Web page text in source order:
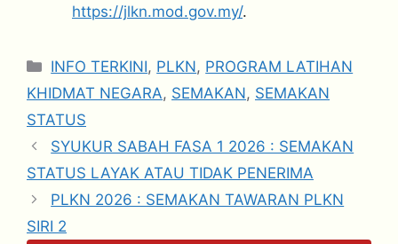
https://jlkn.mod.gov.my/.
Categories
INFO TERKINI, PLKN, PROGRAM LATIHAN
KHIDMAT NEGARA, SEMAKAN, SEMAKAN
STATUS
SYUKUR SABAH FASA 1 2026 : SEMAKAN
STATUS LAYAK ATAU TIDAK PENERIMA
PLKN 2026 : SEMAKAN TAWARAN PLKN
SIRI 2